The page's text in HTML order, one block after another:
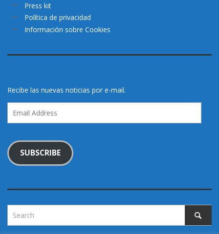
Press kit
Política de privacidad
Información sobre Cookies
Recibe las nuevas noticias por e-mail.
Address
SUBSCRIBE